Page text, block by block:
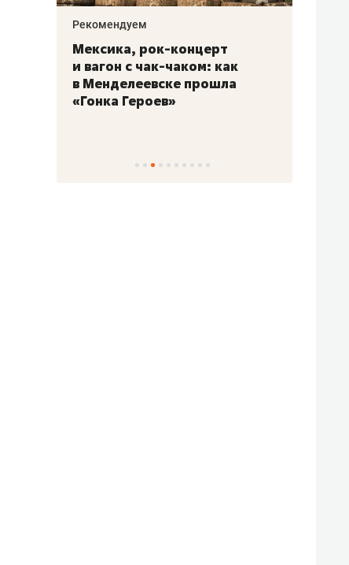
Рекомендуем
Мексика, рок-концерт
и вагон с чак-чаком: как
в Менделеевске прошла
«Гонка Героев»